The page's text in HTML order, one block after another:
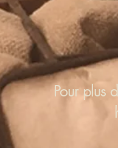
Pour plus